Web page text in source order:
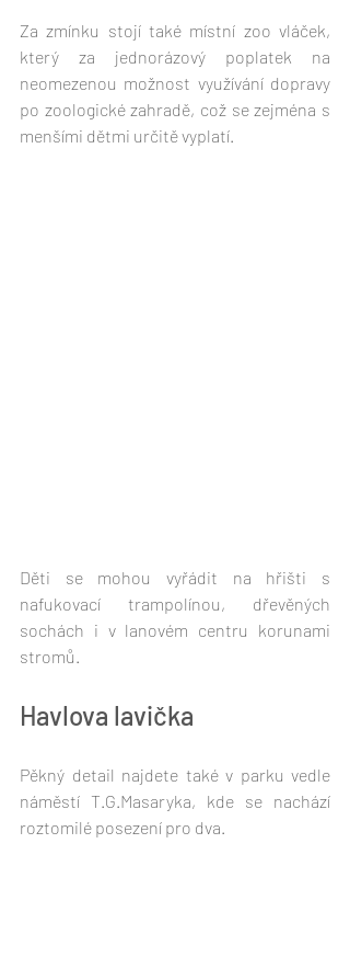
Za zmínku stojí také místní zoo vláček,
který za jednorázový poplatek na
neomezenou možnost využívání dopravy
po zoologické zahradě, což se zejména s
menšími dětmi určitě vyplatí.
Děti se mohou vyřádit na hřišti s
nafukovací trampolínou, dřevěných
sochách i v lanovém centru korunami
stromů.
Havlova lavička
Pěkný detail najdete také v parku vedle
náměstí T.G.Masaryka, kde se nachází
roztomilé posezení pro dva.